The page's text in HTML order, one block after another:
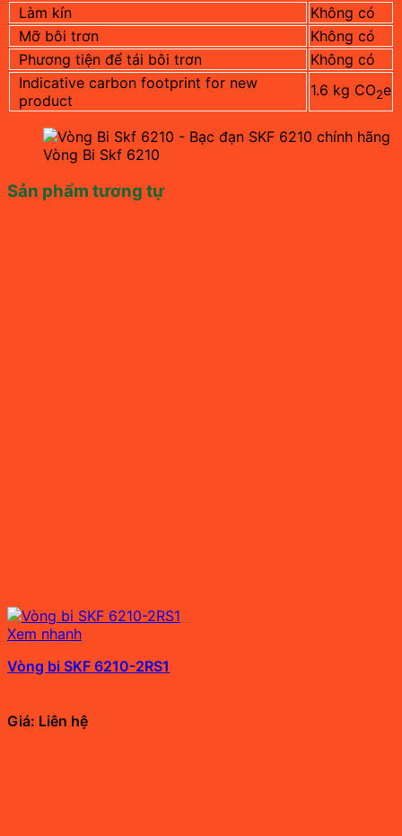
Làm kín
Không có
Mỡ bôi trơn
Không có
Phương tiện để tái bôi trơn
Không có
Indicative carbon footprint for new
product
1.6 kg CO2e
Vòng Bi Skf 6210
Sản phẩm tương tự
Xem nhanh
Vòng bi SKF 6210-2RS1
Giá: Liên hệ